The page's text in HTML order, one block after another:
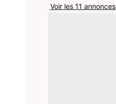
Voir les 11 annonces